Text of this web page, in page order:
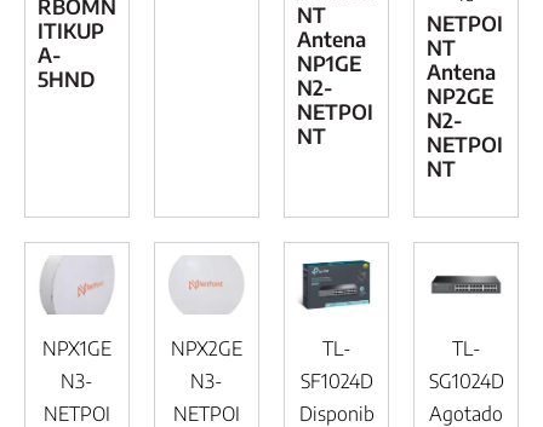
RBOMN
ITIKUP
A-
5HND
NT
Antena
NP1GE
N2-
NETPOI
NT
NETPOI
NT
Antena
NP2GE
N2-
NETPOI
NT
NPX1GE
N3-
NETPOI
NPX2GE
N3-
NETPOI
TL-
SF1024D
Disponib
TL-
SG1024D
Agotado